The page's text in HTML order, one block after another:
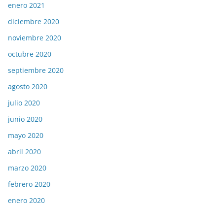
enero 2021
diciembre 2020
noviembre 2020
octubre 2020
septiembre 2020
agosto 2020
julio 2020
junio 2020
mayo 2020
abril 2020
marzo 2020
febrero 2020
enero 2020